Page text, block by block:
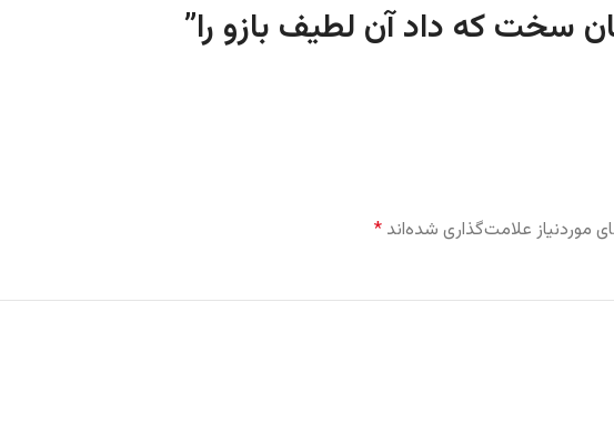
”
موردنیاز علامت‌گذاری شده‌اند *